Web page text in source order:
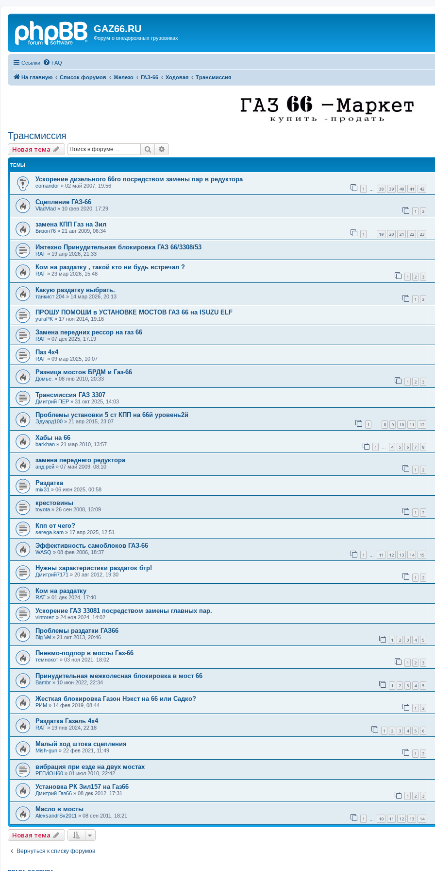
GAZ66.RU
Форум о внедорожных грузовиках
Ссылки FAQ
На главную Список форумов Железо ГАЗ-66 Ходовая Трансмиссия
Трансмиссия
Новая тема Поиск
ТЕМЫ
Ускорение дизельного 66го посредством замены пар в редуктора
comandor » 02 май 2007, 19:56 1 … 38 39 40 41 42
Сцепление ГАЗ-66
VladVlad » 10 фев 2020, 17:29 1 2
замена КПП Газ на Зил
Бизон76 » 21 авг 2009, 06:34 1 19 20 21 22 23
Ижтехно Принудительная блокировка ГАЗ 66/3308/53
RAT » 19 апр 2026, 21:33
Ком на раздатку , такой кто ни будь встречал ?
RAT » 23 мар 2026, 15:48 1 2 3
Какую раздатку выбрать.
танкист 204 » 14 мар 2026, 20:13 1 2
ПРОШУ ПОМОШИ в УСТАНОВКЕ МОСТОВ ГАЗ 66 на ISUZU ELF
yuraPK » 17 ноя 2014, 19:16
Замена передних рессор на газ 66
RAT » 07 дек 2025, 17:19
Паз 4х4
RAT » 09 мар 2025, 10:07
Разница мостов БРДМ и Газ-66
Домье. » 08 янв 2010, 20:33 1 2 3
Трансмиссия ГАЗ 3307
Дмитрий ПЕР » 31 окт 2025, 14:03
Проблемы установки 5 ст КПП на 66й уровень2й
Эдуард100 » 21 апр 2015, 23:07 1 … 8 9 10 11 12
Хабы на 66
barkhan » 21 мар 2010, 13:57 1 4 5 6 7 8
замена переднего редуктора
анд рей » 07 май 2009, 08:10 1 2
Раздатка
mix31 » 06 июн 2025, 00:58
крестовины
toyota » 26 сен 2008, 13:09 1 2
Кпп от чего?
serega.kam » 17 апр 2025, 12:51
Эффективность самоблоков ГАЗ-66
WASQ » 08 фев 2006, 18:37 1 11 12 13 14 15
Нужны характеристики раздаток бтр!
Дмитрий7171 » 20 авг 2012, 19:30 1 2
Ком на раздатку
RAT » 01 дек 2024, 17:40
Ускорение ГАЗ 33081 посредством замены главных пар.
vintorez » 24 ноя 2024, 14:02
Проблемы раздатки ГАЗ66
Big Vel » 21 окт 2013, 20:46 1 2 3 4 5
Пневмо-подпор в мосты Газ-66
темнокот » 03 ноя 2021, 18:02 1 2 3
Принудительная межколесная блокировка в мост 66
Bambr » 10 июн 2022, 22:34 1 2 3 4 5
Жесткая блокировка Газон Нэкст на 66 или Садко?
РИМ » 14 фев 2019, 08:44 1 2
Раздатка Газель 4х4
RAT » 19 янв 2024, 22:18 1 2 3 4 5 6
Малый ход штока сцепления
Mish-gun » 22 фев 2021, 11:49 1 2
вибрация при езде на двух мостах
РЕГИОН60 » 01 июл 2010, 22:42
Установка РК Зил157 на Газ66
Дмитрий Газ66 » 08 дек 2012, 17:31 1 2 3
Масло в мосты
AlexsandrSv2011 » 08 сен 2011, 18:21 1 … 10 11 12 13 14
Новая тема
Вернуться к списку форумов